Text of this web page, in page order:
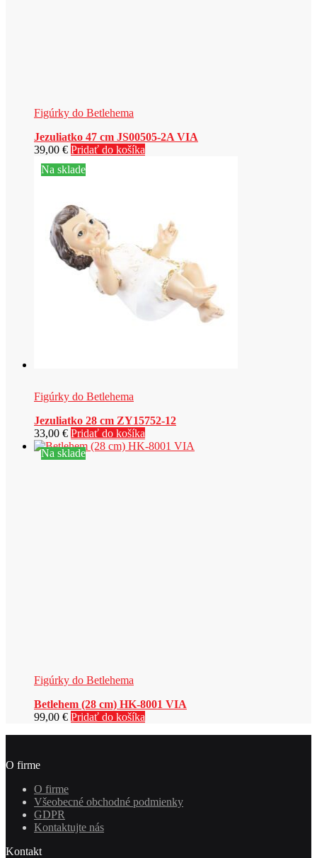
Figúrky do Betlehema
Jezuliatko 47 cm JS00505-2A VIA
39,00 € Pridať do košíka
Na sklade
Figúrky do Betlehema
Jezuliatko 28 cm ZY15752-12
33,00 € Pridať do košíka
Na sklade
Figúrky do Betlehema
Betlehem (28 cm) HK-8001 VIA
99,00 € Pridať do košíka
O firme
O firme
Všeobecné obchodné podmienky
GDPR
Kontaktujte nás
Kontakt